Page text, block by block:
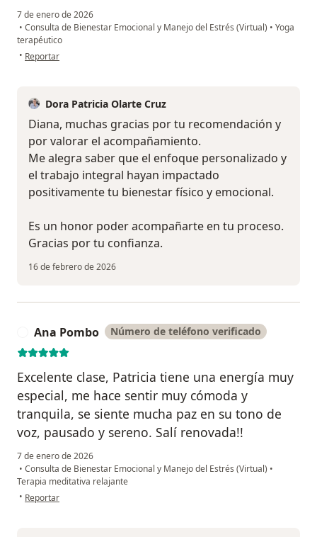
7 de enero de 2026
• Consulta de Bienestar Emocional y Manejo del Estrés (Virtual) • Yoga
terapéutico
• en opinión del usuario Diana G
Reportar
Dora Patricia Olarte Cruz
Diana, muchas gracias por tu recomendación y
por valorar el acompañamiento.
Me alegra saber que el enfoque personalizado y
el trabajo integral hayan impactado
positivamente tu bienestar físico y emocional.
Es un honor poder acompañarte en tu proceso.
Gracias por tu confianza.
16 de febrero de 2026
Ana Pombo Número de teléfono verificado
Excelente clase, Patricia tiene una energía muy
especial, me hace sentir muy cómoda y
tranquila, se siente mucha paz en su tono de
voz, pausado y sereno. Salí renovada!!
7 de enero de 2026
• Consulta de Bienestar Emocional y Manejo del Estrés (Virtual) •
Terapia meditativa relajante
• en opinión del usuario Ana Pombo
Reportar